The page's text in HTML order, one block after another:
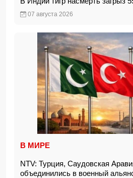
07 августа 2026
В МИРЕ
NTV: Турция, Саудовская
объединились в военный